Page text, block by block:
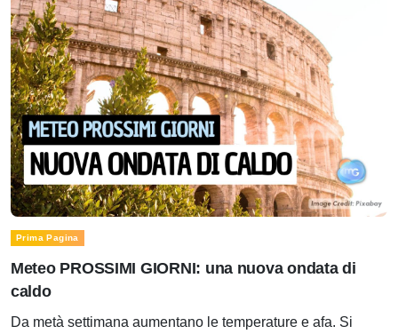
Prima Pagina
Meteo PROSSIMI GIORNI: una nuova ondata di
caldo
Da metà settimana aumentano le temperature e afa. Si